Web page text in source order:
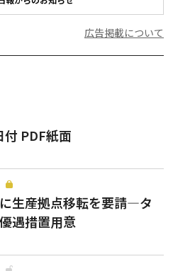
広告掲載について
PDF紙面
生産拠点移転を要請—タ
遇措置用意